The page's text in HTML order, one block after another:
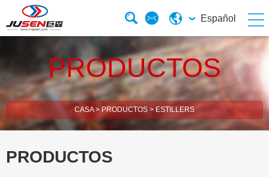
Español
PRODUCTOS
CASA>PRODUCTOS > ESTILLERS
PRODUCTOS